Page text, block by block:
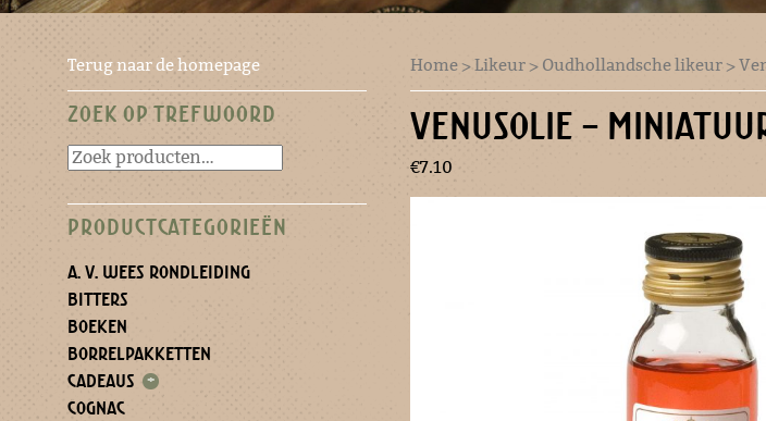
Terug naar de homepage
ZOEK OP TREFWOORD
PRODUCTCATEGORIEËN
A. V. WEES RONDLEIDING
BITTERS
BOEKEN
BORRELPAKKETTEN
CADEAUS +
COGNAC
Home >Likeur> Oudhollandsche likeur >
VENUSOLIE –
€7.10